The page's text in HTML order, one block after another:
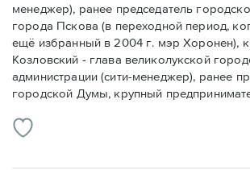
менеджер), ранее председатель
города Пскова (в переходной период,
ещё избранный в 2004 г. мэр Хоронен),
Козловский - глава великолукской
администрации (сити-менеджер), ранее
городской Думы, крупный